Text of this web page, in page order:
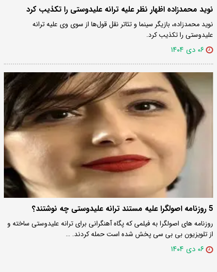
نوید محمدزاده اظهار نظر علیه ترانه علیدوستی را تکذیب کرد
نوید محمدزاده، بازیگر سینما و تئاتر نقل قول‌ها از سوی وی علیه ترانه
علیدوستی را تکذیب کرد.
۰۶ دی ۱۴۰۴
5 روزنامه اصولگرا علیه مستند ترانه علیدوستی چه نوشتند؟
روزنامه های اصولگرا به فیلمی که پگاه آهنگرانی برای ترانه علیدوستی ساخته و
از تلویزیون بی بی سی پخش شده است حمله کردند. …
۰۶ دی ۱۴۰۴